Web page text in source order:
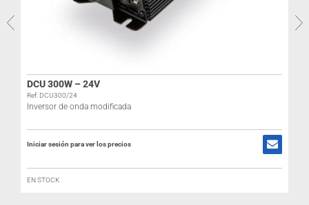
DCU 300W – 24V
Ref: DCU300/24
Inversor de onda modificada
Iniciar sesión para ver los precios
EN STOCK